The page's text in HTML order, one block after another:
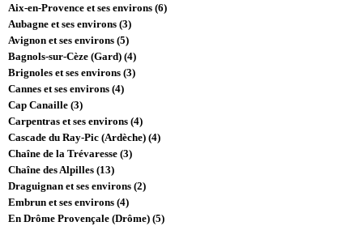
Aix-en-Provence et ses environs (6)
Aubagne et ses environs (3)
Avignon et ses environs (5)
Bagnols-sur-Cèze (Gard) (4)
Brignoles et ses environs (3)
Cannes et ses environs (4)
Cap Canaille (3)
Carpentras et ses environs (4)
Cascade du Ray-Pic (Ardèche) (4)
Chaîne de la Trévaresse (3)
Chaîne des Alpilles (13)
Draguignan et ses environs (2)
Embrun et ses environs (4)
En Drôme Provençale (Drôme) (5)